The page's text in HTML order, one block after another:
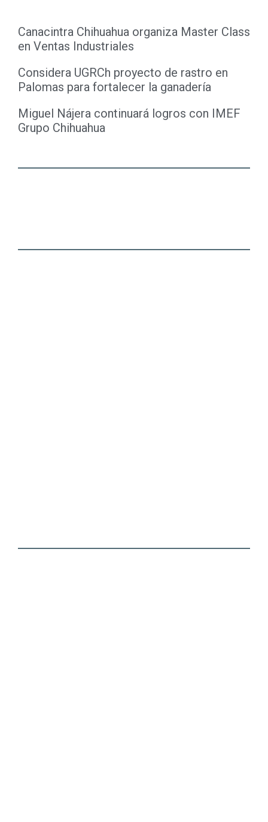
Canacintra Chihuahua organiza Master Class
en Ventas Industriales
Considera UGRCh proyecto de rastro en
Palomas para fortalecer la ganadería
Miguel Nájera continuará logros con IMEF
Grupo Chihuahua